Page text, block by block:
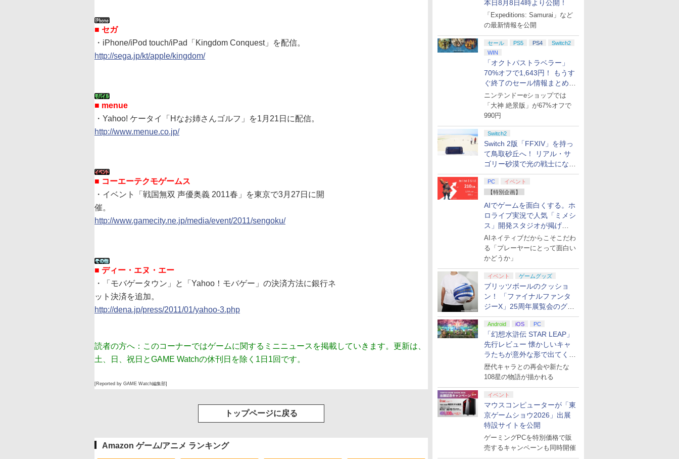
本日8月8日4時より公開！
「Expeditions: Samurai」など
の最新情報を公開
セール PS5 PS4
Switch2
WIN
「オクトパストラベラー」
70%オフで1,643円！ もうす
ぐ終了のセール情報まとめ
【8月8日更新】
ニンテンドーeショップでは
「大神 絶景版」が67%オフで
990円
Switch2
Switch 2版「FFXIV」を持っ
て鳥取砂丘へ！ リアル・サ
ゴリー砂漠で光の戦士になっ
てみた
PC
イベント
【特別企画】
AIでゲームを面白くする。ホ
ロライブ実況で人気「ミメシ
ス」開発スタジオが掲げ
る“AI活用の信念”とは？【講
演レポート】
AIネイティブだからこそこだわ
る「プレーヤーにとって面白い
かどうか」
イベント ゲームグッズ
ブリッツボールのクッショ
ン！ 「ファイナルファンタ
ジーX」25周年展覧会のグッ
ズ情報が公開
Android iOS PC
「幻想水滸伝 STAR LEAP」
先行レビュー 懐かしいキャ
ラたちが意外な形で出てくる
シリーズ完全新作！
歴代キャラとの再会や新たな
108星の物語が描かれる
イベント
マウスコンピューターが「東
京ゲームショウ2026」出展
特設サイトを公開
ゲーミングPCを特別価格で販
売するキャンペーンも同時開催
■ セガ
・iPhone/iPod touch/iPad「Kingdom Conquest」を配信。
http://sega.jp/kt/apple/kingdom/
■ menue
・Yahoo! ケータイ「Hなお姉さんゴルフ」を1月21日に配信。
http://www.menue.co.jp/
■ コーエーテクモゲームス
・イベント「戦国無双 声優奥義 2011春」を東京で3月27日に開
催。
http://www.gamecity.ne.jp/media/event/2011/sengoku/
■ ディー・エヌ・エー
・「モバゲータウン」と「Yahoo！モバゲー」の決済方法に銀行ネ
ット決済を追加。
http://dena.jp/press/2011/01/yahoo-3.php
読者の方へ：このコーナーではゲームに関するミニニュースを掲載していきます。更新は、
土、日、祝日とGAME Watchの休刊日を除く1日1回です。
[Reported by GAME Watch編集部]
トップページに戻る
Amazon ゲーム/アニメ ランキング